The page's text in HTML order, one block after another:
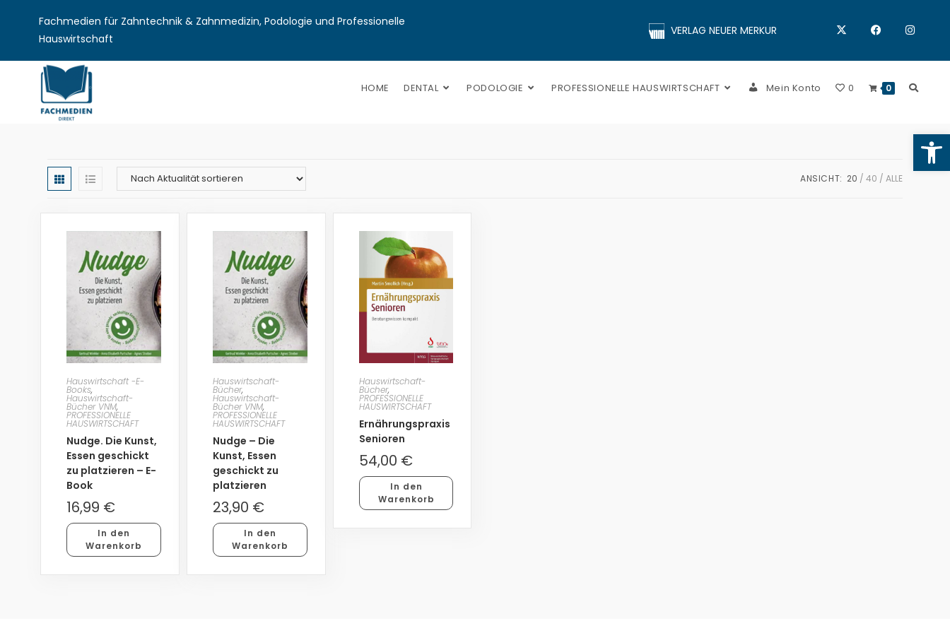
Fachmedien für Zahntechnik & Zahnmedizin, Podologie und Professionelle
Hauswirtschaft
VERLAG NEUER MERKUR
HOME DENTAL PODOLOGIE PROFESSIONELLE HAUSWIRTSCHAFT Mein Konto 0 0
ANSICHT: 20 40 ALLE
Hauswirtschaft -E-
Books,
Hauswirtschaft-
Bücher VNM,
PROFESSIONELLE
HAUSWIRTSCHAFT
Nudge. Die Kunst,
Essen geschickt
zu platzieren – E-
Book
16,99 €
In den
Warenkorb
Hauswirtschaft-
Bücher,
Hauswirtschaft-
Bücher VNM,
PROFESSIONELLE
HAUSWIRTSCHAFT
Nudge – Die
Kunst, Essen
geschickt zu
platzieren
23,90 €
In den
Warenkorb
Hauswirtschaft-
Bücher,
PROFESSIONELLE
HAUSWIRTSCHAFT
Ernährungspraxis
Senioren
54,00 €
In den
Warenkorb